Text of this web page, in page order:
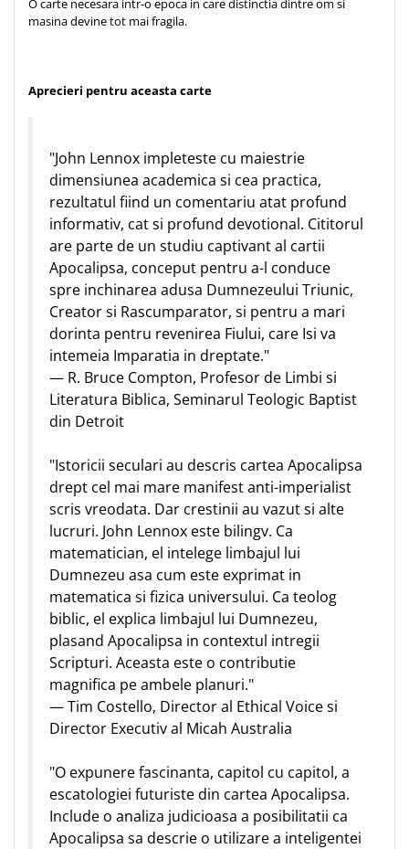
O carte necesara intr-o epoca in care distinctia dintre om si
masina devine tot mai fragila.
Aprecieri pentru aceasta carte
"John Lennox impleteste cu maiestrie
dimensiunea academica si cea practica,
rezultatul fiind un comentariu atat profund
informativ, cat si profund devotional. Cititorul
are parte de un studiu captivant al cartii
Apocalipsa, conceput pentru a-l conduce
spre inchinarea adusa Dumnezeului Triunic,
Creator si Rascumparator, si pentru a mari
dorinta pentru revenirea Fiului, care Isi va
intemeia Imparatia in dreptate."
— R. Bruce Compton, Profesor de Limbi si
Literatura Biblica, Seminarul Teologic Baptist
din Detroit
"Istoricii seculari au descris cartea Apocalipsa
drept cel mai mare manifest anti-imperialist
scris vreodata. Dar crestinii au vazut si alte
lucruri. John Lennox este bilingv. Ca
matematician, el intelege limbajul lui
Dumnezeu asa cum este exprimat in
matematica si fizica universului. Ca teolog
biblic, el explica limbajul lui Dumnezeu,
plasand Apocalipsa in contextul intregii
Scripturi. Aceasta este o contributie
magnifica pe ambele planuri."
— Tim Costello, Director al Ethical Voice si
Director Executiv al Micah Australia
"O expunere fascinanta, capitol cu capitol, a
escatologiei futuriste din cartea Apocalipsa.
Include o analiza judicioasa a posibilitatii ca
Apocalipsa sa descrie o utilizare a inteligentei